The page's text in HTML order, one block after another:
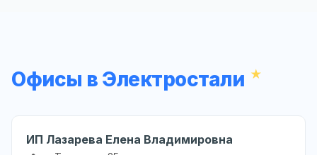
Офисы в Электростали
ИП Лазарева Елена Владимировна